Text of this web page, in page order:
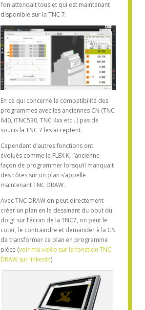
l’on attendait tous et qui est maintenant
disponible sur la TNC 7.
En ce qui concerne la compatibilité des
programmes avec les anciennes CN (TNC
640, iTNC530, TNC 4xx etc…) pas de
soucis la TNC 7 les acceptent.
Cependant d’autres fonctions ont
évolués comme le FLEX K, l’ancienne
façon de programmer lorsqu’il manquait
des côtes sur un plan s’appelle
maintenant TNC DRAW.
Avec TNC DRAW on peut directement
créer un plan en le dessinant du bout du
doigt sur l’écran de la TNC7, on peut le
coter, le contraindre et demander à la CN
de transformer ce plan en programme
pièce (voir ma vidéo sur la fonction TNC
DRAW sur linkedin)